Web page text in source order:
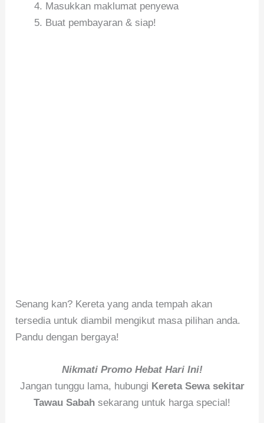
Masukkan maklumat penyewa
Buat pembayaran & siap!
Senang kan? Kereta yang anda tempah akan
tersedia untuk diambil mengikut masa pilihan anda.
Pandu dengan bergaya!
Nikmati Promo Hebat Hari Ini!
Jangan tunggu lama, hubungi Kereta Sewa sekitar
Tawau Sabah sekarang untuk harga special!